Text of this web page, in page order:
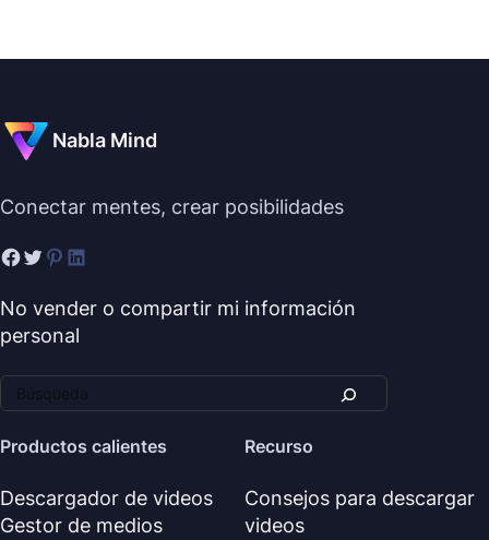
Nabla Mind
Conectar mentes, crear posibilidades
No vender o compartir mi información
personal
Productos calientes
Descargador de videos
Gestor de medios
Recurso
Consejos para descargar
videos